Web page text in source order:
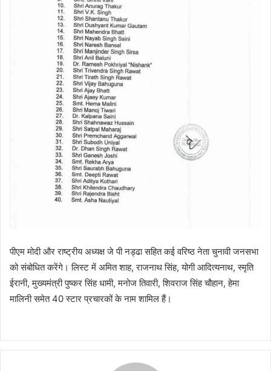
पीएम मोदी और राष्ट्रीय अध्यक्ष जे पी नड्ढा सहित कई वरिष्ठ नेता चुनावी जनसभा
को संबोधित करेंगे। लिस्ट में अमित शाह, राजनाथ सिंह, योगी आदित्यनाथ, स्मृति
ईरानी, मुख्यमंत्री पुष्कर सिंह धामी, मनोज तिवारी, शिवराज सिंह चौहान, हेमा
मालिनी समेत 40 स्टार प्रचारकों के नाम शामिल हैं।